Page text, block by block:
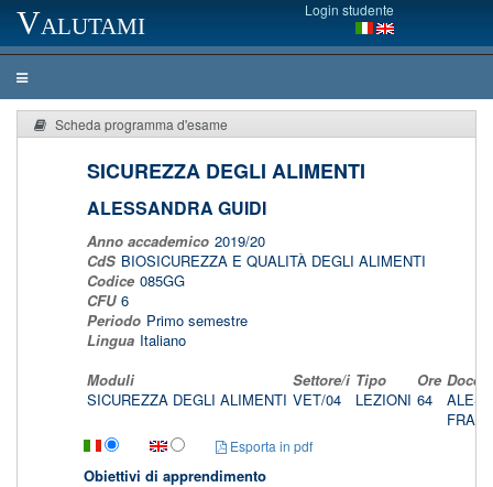
Valutami Login studente
Scheda programma d'esame
SICUREZZA DEGLI ALIMENTI
ALESSANDRA GUIDI
Anno accademico 2019/20
CdS BIOSICUREZZA E QUALITÀ DEGLI ALIMENTI
Codice 085GG
CFU 6
Periodo Primo semestre
Lingua Italiano
Moduli
Settore/i Tipo Ore
SICUREZZA DEGLI ALIMENTI VET/04 LEZIONI 64
Esporta in pdf
Obiettivi di apprendimento